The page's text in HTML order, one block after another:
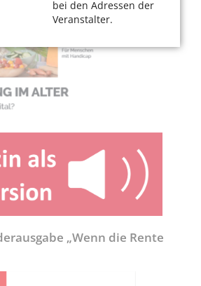
bei den Adressen der
Veranstalter.
„Wenn die Rente